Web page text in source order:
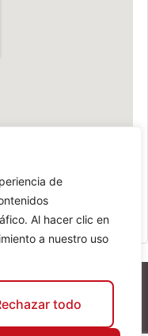
de
Al hacer clic en
a nuestro uso
todo